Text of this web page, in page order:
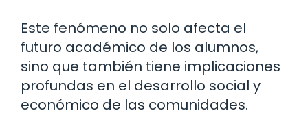
Este fenómeno no solo afecta el
futuro académico de los alumnos,
sino que también tiene implicaciones
profundas en el desarrollo social y
económico de las comunidades.